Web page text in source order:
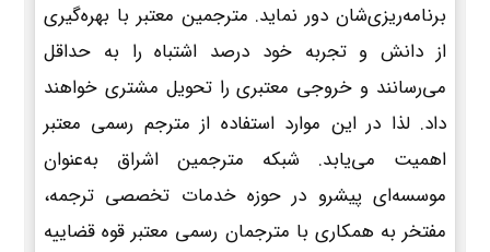
برنامه‌ریزی‌شان دور نماید. مترجمین معتبر با بهره‌گیری
از دانش و تجربه خود درصد اشتباه را به حداقل
می‌رسانند و خروجی معتبری را تحویل مشتری خواهند
داد. لذا در این موارد استفاده از مترجم رسمی معتبر
اهمیت می‌یابد. شبکه مترجمین اشراق به‌عنوان
موسسه‌ای پیشرو در حوزه خدمات تخصصی ترجمه،
مفتخر به همکاری با مترجمان رسمی معتبر قوه قضاییه